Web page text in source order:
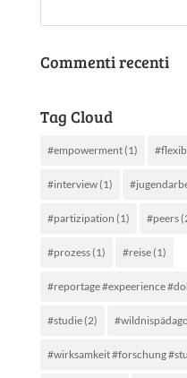
Commenti recenti
Tag Cloud
#empowerment(1)
#interview(1)
#partizipation (1) #peers
#prozess(1) #reise(1)
#reportage #expeerience
#studie(2)
#wirksamkeit #forschung